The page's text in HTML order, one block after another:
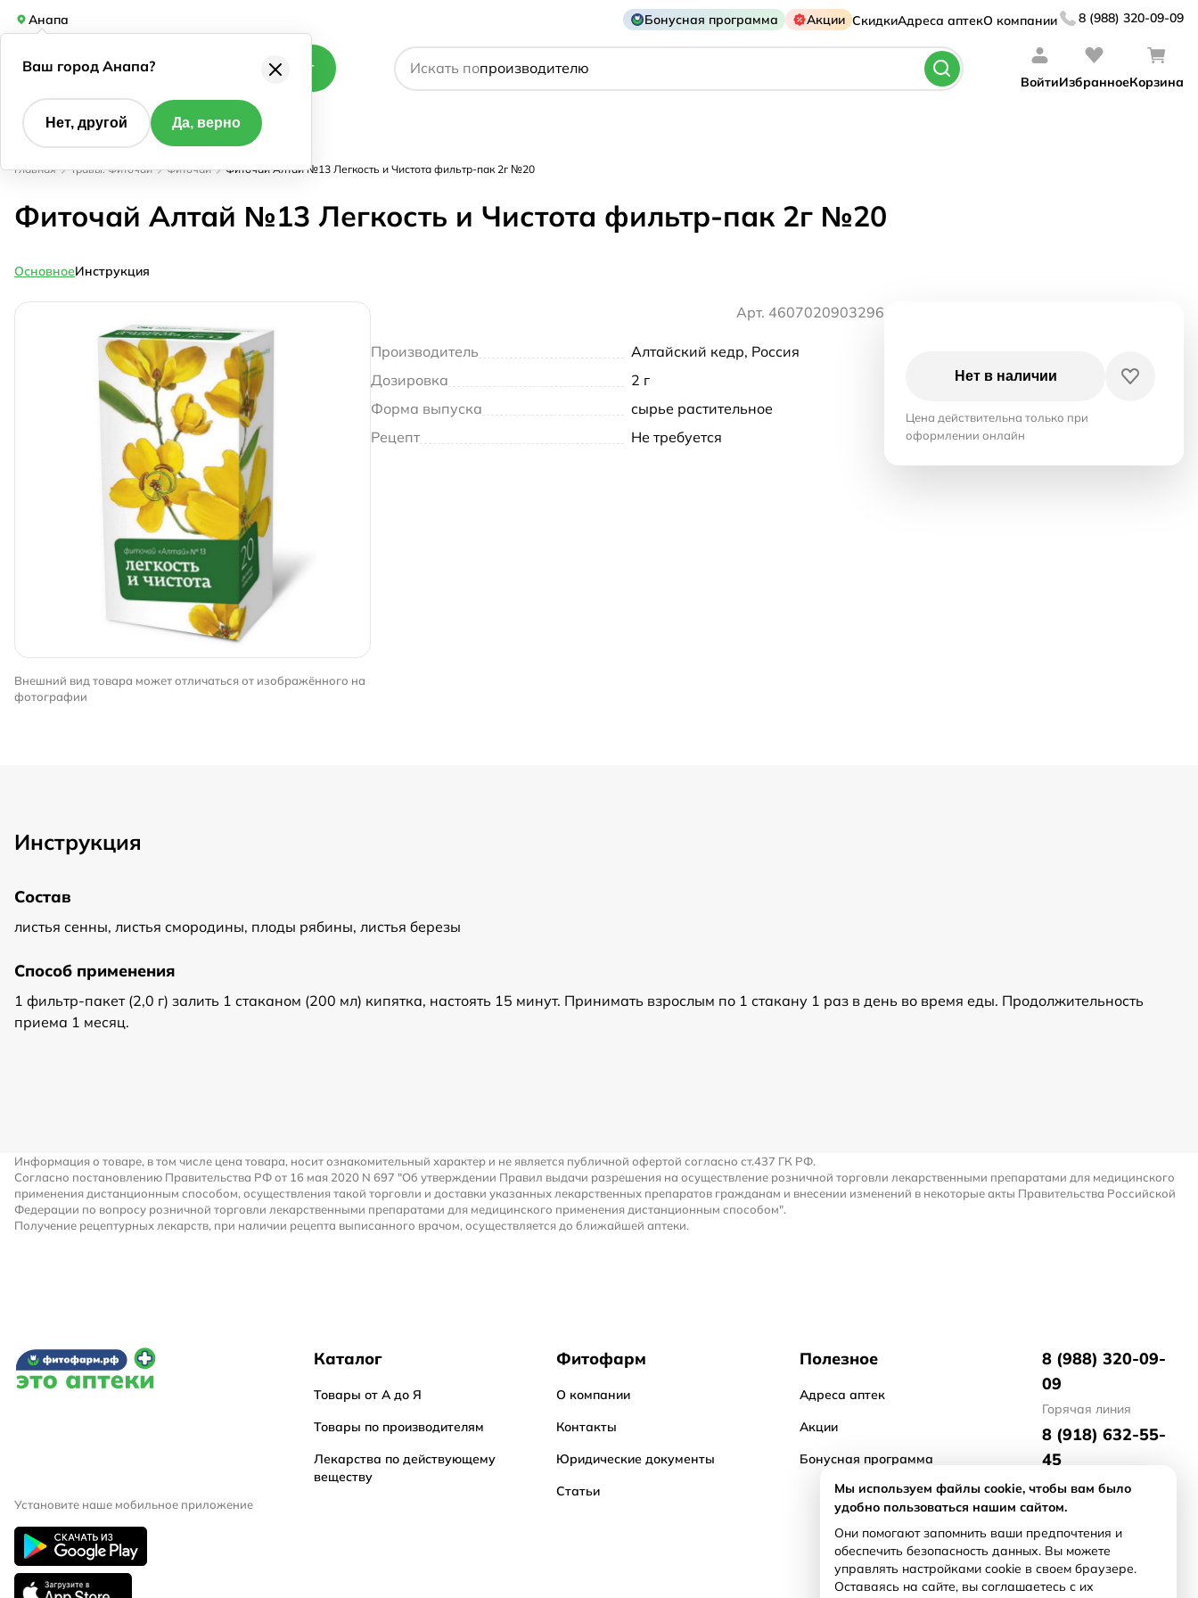
Анапа Бонусная программа Акции СкидкиАдреса аптекО компании 8 (988) 320-09-09
Каталог Искать по
действующему веществу
производителю
ВойтиИзбранноеКорзина
Главная Травы. Фиточаи Фиточаи Фиточай Алтай №13 Легкость и Чистота фильтр-пак 2г №20
Фиточай Алтай №13 Легкость и Чистота фильтр-пак 2г №20
ОсновноеИнструкция
Внешний вид товара может отличаться от изображённого на
фотографии
Арт. 4607020903296
Производитель
Алтайский кедр, Россия
Дозировка
2 г
Форма выпуска
сырье растительное
Рецепт
Не требуется
Нет в наличии
Цена действительна только при
оформлении онлайн
Инструкция
Состав
листья сенны, листья смородины, плоды рябины, листья березы
Способ применения
1 фильтр-пакет (2,0 г) залить 1 стаканом (200 мл) кипятка, настоять 15 минут. Принимать взрослым по 1 стакану 1 раз в день во время еды. Продолжительность
приема 1 месяц.
Информация о товаре, в том числе цена товара, носит ознакомительный характер и не является публичной офертой согласно ст.437 ГК РФ.
Согласно постановлению Правительства РФ от 16 мая 2020 N 697 "Об утверждении Правил выдачи разрешения на осуществление розничной торговли лекарственными препаратами для медицинского
применения дистанционным способом, осуществления такой торговли и доставки указанных лекарственных препаратов гражданам и внесении изменений в некоторые акты Правительства Российской
Федерации по вопросу розничной торговли лекарственными препаратами для медицинского применения дистанционным способом".
Получение рецептурных лекарств, при наличии рецепта выписанного врачом, осуществляется до ближайшей аптеки.
Установите наше мобильное приложение
Каталог
Товары от А до Я
Товары по производителям
Лекарства по действующему
веществу
Фитофарм
О компании
Контакты
Юридические документы
Статьи
Полезное
Адреса аптек
Акции
Бонусная программа
8 (988) 320-09-
09
Горячая линия
8 (918) 632-55-
45
отдел маркетинга
8 (918) 476-21-
71
арендодателям/
продавцам бизнеса
Мы используем файлы cookie, чтобы вам было
удобно пользоваться нашим сайтом.
Они помогают запомнить ваши предпочтения и
обеспечить безопасность данных. Вы можете
управлять настройками cookie в своем браузере.
Оставаясь на сайте, вы соглашаетесь с их
Ваш город Анапа?
Нет, другой Да, верно